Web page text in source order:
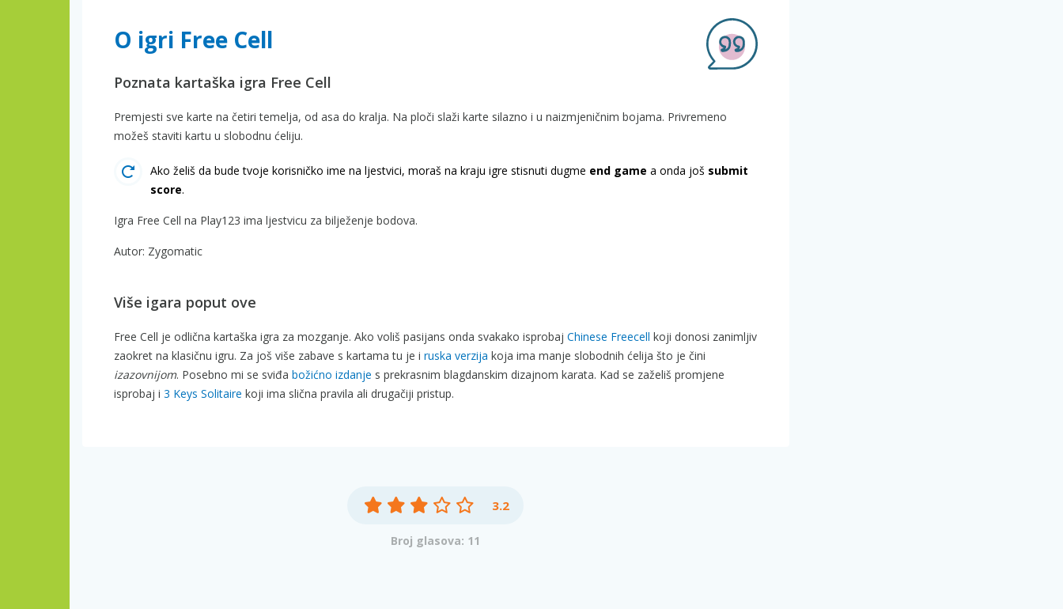
O igri Free Cell
Poznata kartaška igra Free Cell
Premjesti sve karte na četiri temelja, od asa do kralja. Na ploči slaži karte silazno i u naizmjeničnim bojama. Privremeno
možeš staviti kartu u slobodnu ćeliju.
Ako želiš da bude tvoje korisničko ime na ljestvici, moraš na kraju igre stisnuti dugme end game a onda još submit
score.
Igra Free Cell na Play123 ima ljestvicu za bilježenje bodova.
Autor: Zygomatic
Više igara poput ove
Free Cell je odlična kartaška igra za mozganje. Ako voliš pasijans onda svakako isprobaj Chinese Freecell koji donosi zanimljiv
zaokret na klasičnu igru. Za još više zabave s kartama tu je i ruska verzija koja ima manje slobodnih ćelija što je čini
izazovnijom. Posebno mi se sviđa božićno izdanje s prekrasnim blagdanskim dizajnom karata. Kad se zaželiš promjene
isprobaj i 3 Keys Solitaire koji ima slična pravila ali drugačiji pristup.
3.2
Broj glasova: 11